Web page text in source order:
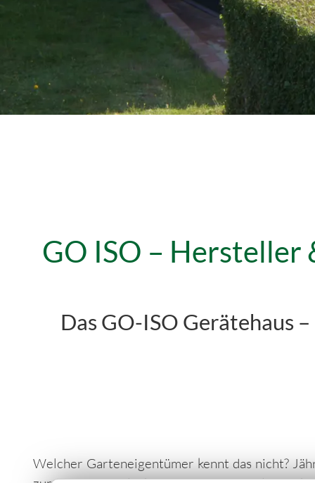
GO ISO – Hersteller
Das GO-ISO Gerätehaus
Welcher Garteneigentümer kennt das nicht?